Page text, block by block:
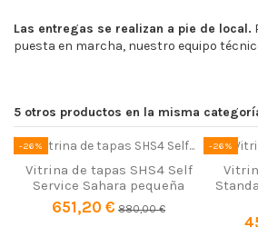
Las entregas se realizan a pie de local.
puesta en marcha, nuestro equipo
Fondo
395 mm
Alto
245 mm
Tipo de Vitrina
Número de pisos
5 otros productos en la misma
-26%
Vitrina de tapas SHS4 Self
Service Sahara pequeña
651,20 € 880,00 €
-26%